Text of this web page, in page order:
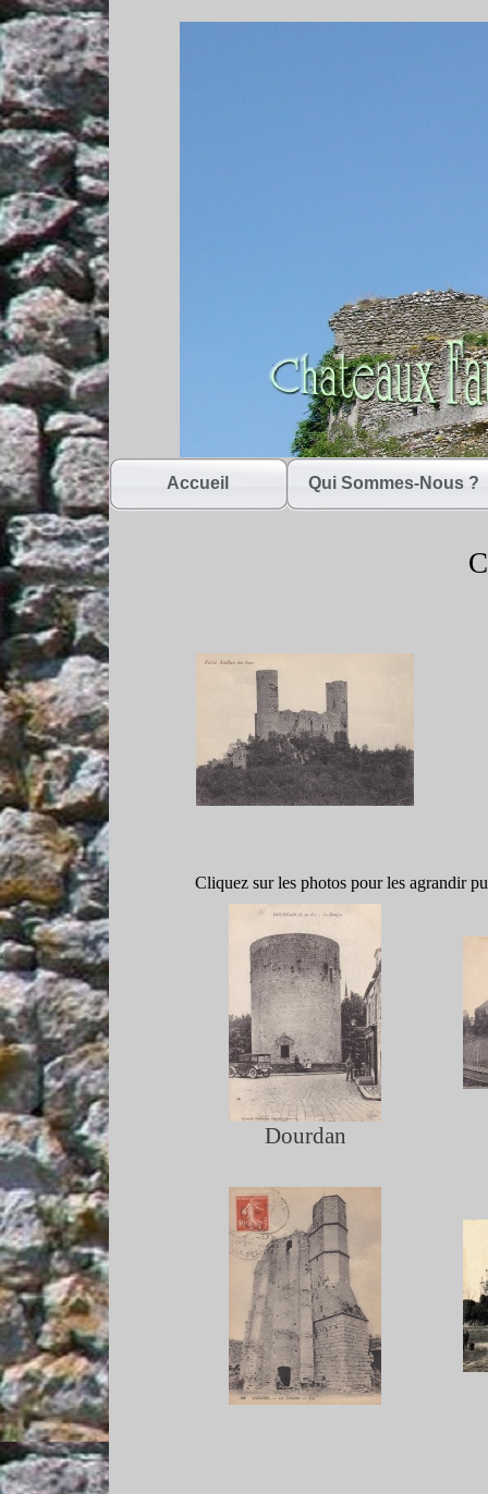
Accueil Qui Sommes-Nous ?
Cliquez sur les photos pour les
Dourdan